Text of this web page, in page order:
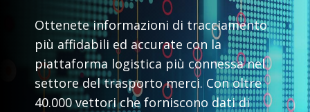
Ottenete informazioni di tracciamento
più affidabili ed accurate con la
piattaforma logistica più connessa nel
settore del trasporto merci. Con oltre
40.000 vettori che forniscono dati di